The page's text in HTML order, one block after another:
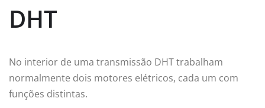
DHT
No interior de uma transmissão DHT trabalham
normalmente dois motores elétricos, cada um com
funções distintas.